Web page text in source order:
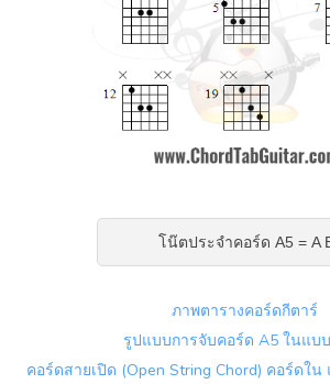
โน๊ตประจำคอร์ด A5 = A
ภาพตารางคอร์ดกีตาร์
รูปแบบการจับคอร์ด A5 ในแบ
คอร์ดสายเปิด (Open String Chord) คอร์ดใ